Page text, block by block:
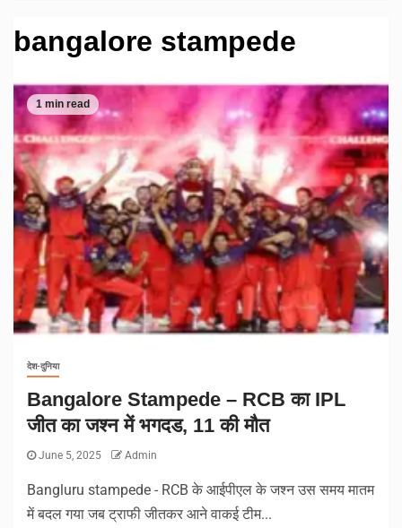
bangalore stampede
1 min read
देश-दुनिया
Bangalore Stampede – RCB का IPL
जीत का जश्न में भगदड, 11 की मौत
June 5, 2025 Admin
Bangluru stampede - RCB के आईपीएल के जश्न उस समय मातम
में बदल गया जब ट्राफी जीतकर आने वाकई टीम...